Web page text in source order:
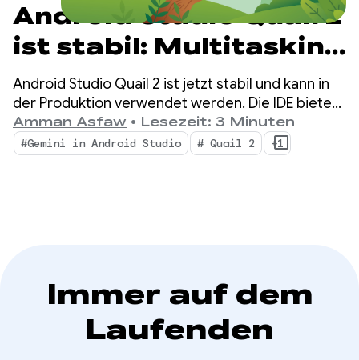
Android Studio Quail 2
ist stabil: Multitasking
mit dem Android
Studio KI-Agent
Android Studio Quail 2 ist jetzt stabil und kann in
der Produktion verwendet werden. Die IDE bietet
jetzt gleichzeitige agentenbasierte Workflows,
eine nativ integrierte Profilerstellung für
Speicherlecks und eine kontextbezogene
Amman Asfaw • Lesezeit: 3 Minuten
#Gemini in Android Studio # Quail 2 +1
Immer auf dem
Laufenden